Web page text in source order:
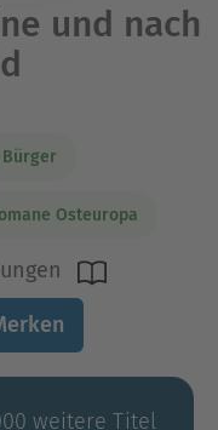
und nach
Bürger
Osteuropa
weitere Titel